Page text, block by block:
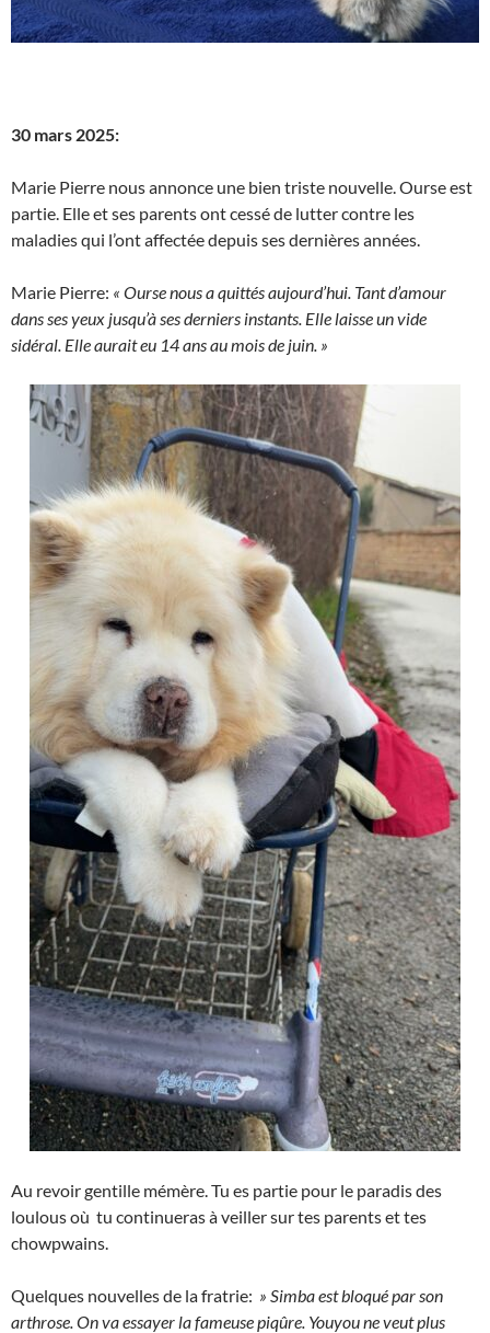
30 mars 2025:
Marie Pierre nous annonce une bien triste nouvelle. Ourse est
partie. Elle et ses parents ont cessé de lutter contre les
maladies qui l’ont affectée depuis ses dernières années.
Marie Pierre: « Ourse nous a quittés aujourd’hui. Tant d’amour
dans ses yeux jusqu’à ses derniers instants. Elle laisse un vide
sidéral. Elle aurait eu 14 ans au mois de juin. »
Au revoir gentille mémère. Tu es partie pour le paradis des
loulous où tu continueras à veiller sur tes parents et tes
chowpwains.
Quelques nouvelles de la fratrie: » Simba est bloqué par son
arthrose. On va essayer la fameuse piqûre. Youyou ne veut plus